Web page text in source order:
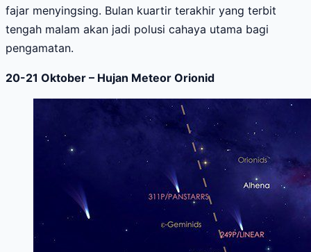
fajar menyingsing. Bulan kuartir terakhir yang terbit
tengah malam akan jadi polusi cahaya utama bagi
pengamatan.
20-21 Oktober – Hujan Meteor Orionid